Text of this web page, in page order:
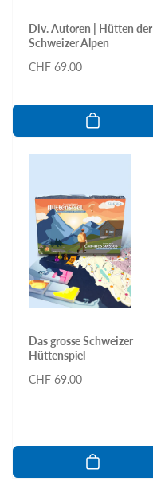
Div. Autoren | Hütten der
Schweizer Alpen
Normaler
CHF 69.00
Das grosse Schweizer
Hüttenspiel
Normaler
CHF 69.00